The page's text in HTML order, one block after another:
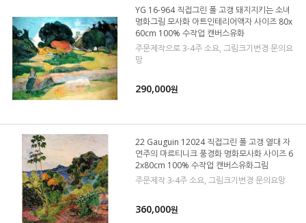
YG 16-964 직접그린 폴 고갱 돼지지키는 소녀
명화그림 모사화 아트인테리어액자 사이즈 80x
60cm 100% 수작업 캔버스유화
주문제작으로 3-4주 소요, 그림크기변경 문의요
망
290,000원
22 Gauguin 12024 직접그린 폴 고갱 열대 자
연주의 마르티니크 풍경화 명화모사화 사이즈 6
2x80cm 100% 수작업 캔버스유화그림
주문제작 3-4주 소요, 그림크기변경 문의요망
360,000원